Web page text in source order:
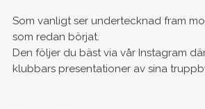
Som vanligt ser undertecknad fram
som redan börjat.
Den följer du bäst via vår Instagram
klubbars presentationer av sina